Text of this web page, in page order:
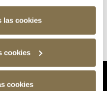
las cookies
cookies
cookies